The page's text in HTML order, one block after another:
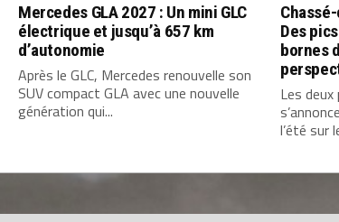
Mercedes GLA 2027 : Un mini GLC
électrique et jusqu’à 657 km
d’autonomie
Après le GLC, Mercedes renouvelle son
SUV compact GLA avec une nouvelle
génération qui...
Des
bornes
Les
l’été sur